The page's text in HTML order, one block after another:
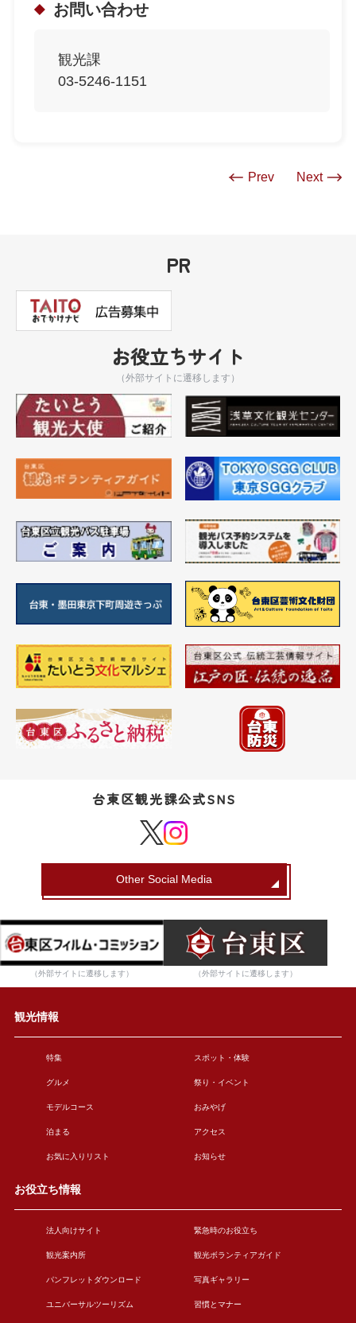
お問い合わせ
観光課
03-5246-1151
Prev Next
PR
お役立ちサイト
（外部サイトに遷移します）
台東区観光課公式SNS
Other Social Media
（外部サイトに遷移します） （外部サイトに遷移します）
観光情報
特集 スポット・体験
グルメ 祭り・イベント
モデルコース おみやげ
泊まる アクセス
お気に入りリスト お知らせ
お役立ち情報
法人向けサイト 緊急時のお役立ち
観光案内所 観光ボランティアガイド
パンフレットダウンロード 写真ギャラリー
ユニバーサルツーリズム 習慣とマナー